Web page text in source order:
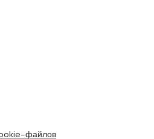
файлов